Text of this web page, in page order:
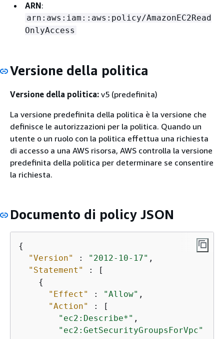
ARN:
arn:aws:iam::aws:policy/AmazonEC2Read
OnlyAccess
Versione della politica
Versione della politica: v5 (predefinita)
La versione predefinita della politica è la versione che
definisce le autorizzazioni per la politica. Quando un
utente o un ruolo con la politica effettua una richiesta
di accesso a una AWS risorsa, AWS controlla la versione
predefinita della politica per determinare se consentire
la richiesta.
Documento di policy JSON
{
"Version"
: "2012-10-17" ,
"Statement"
: [
{
"Effect"
: "Allow" ,
"Action"
: [
"ec2:Describe*" ,
"ec2:GetSecurityGroupsForVpc"